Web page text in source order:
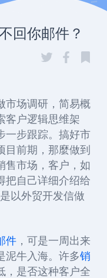
回你邮件？
市场调研，简易概
客户逻辑思维架
一步跟踪。搞好市
目前期，那麼做到
售市场，客户，如
把自己详细介绍给
以外贸开发信做
件 ，可是一周出来
泥牛入海。许多销
，是否这种客户全